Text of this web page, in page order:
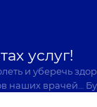
услуг!
и уберечь
наших врачей…